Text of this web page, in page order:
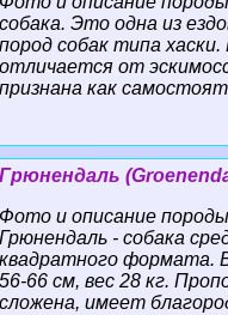
собака. Это одна из
пород собак типа
отличается от
признана как
Грюнендаль
Фото и описание
Грюнендаль - собака
квадратного формата.
56-66 см, вес 28 кг.
сложена, имеет